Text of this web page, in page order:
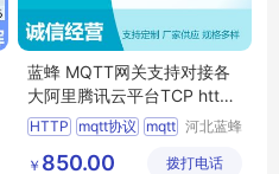
蓝蜂 MQTT网关支持对接各
大阿里腾讯云平台TCP http
支持脚本编辑
HTTP mqtt协议
mqtt 河北蓝蜂
有限公司
￥ 850.00 拨打电话